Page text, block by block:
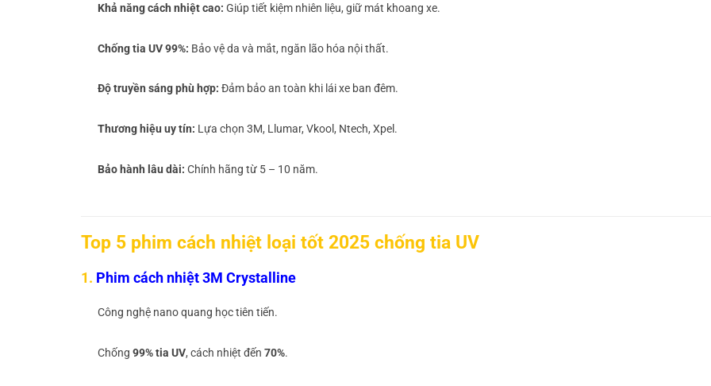
Khả năng cách nhiệt cao: Giúp tiết kiệm nhiên liệu, giữ mát khoang xe.
Chống tia UV 99%: Bảo vệ da và mắt, ngăn lão hóa nội thất.
Độ truyền sáng phù hợp: Đảm bảo an toàn khi lái xe ban đêm.
Thương hiệu uy tín: Lựa chọn 3M, Llumar, Vkool, Ntech, Xpel.
Bảo hành lâu dài: Chính hãng từ 5 – 10 năm.
Top 5 phim cách nhiệt loại tốt 2025 chống tia UV
1. Phim cách nhiệt 3M Crystalline
Công nghệ nano quang học tiên tiến.
Chống 99% tia UV, cách nhiệt đến 70%.